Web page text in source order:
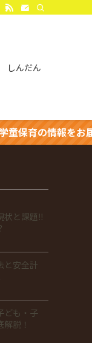
しんだん
の情報をお届け
状と課題‼
と安全計
ども・子
説！